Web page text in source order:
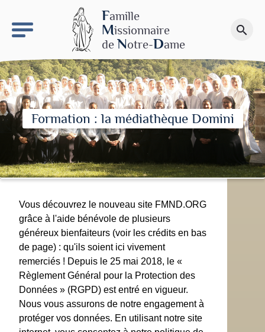
Famille
Missionnaire
de Notre-Dame
search
Faire un don
Formation : la médiathèque Domini
Vous découvrez le nouveau site FMND.ORG
grâce à l'aide bénévole de plusieurs
généreux bienfaiteurs (voir les crédits en bas
de page) : qu'ils soient ici vivement
remerciés ! Depuis le 25 mai 2018, le «
Règlement Général pour la Protection des
Données » (RGPD) est entré en vigueur.
Nous vous assurons de notre engagement à
protéger vos données. En utilisant notre site